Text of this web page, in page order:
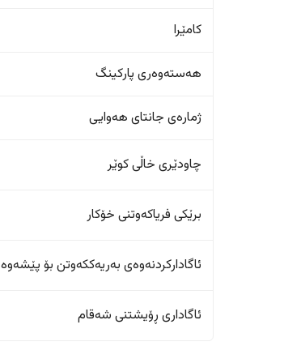
کامێرا
هەستەوەری پارکینگ
ژمارەی جانتای هەوایی
چاودێری خاڵی کوێر
برێکی فریاکەوتنی خۆکار
ئاگادارکردنەوەی بەریەککەوتن بۆ پێشەوە
ئاگاداری ڕۆیشتنی شەقام